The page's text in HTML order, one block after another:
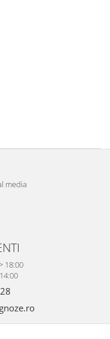
media
18:00